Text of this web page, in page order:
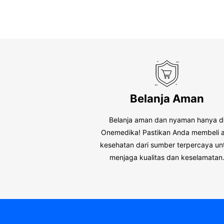
Belanja Aman
Belanja aman dan nyaman hanya
Onemedika! Pastikan Anda membeli
kesehatan dari sumber terpercaya
menjaga kualitas dan keselamatan.